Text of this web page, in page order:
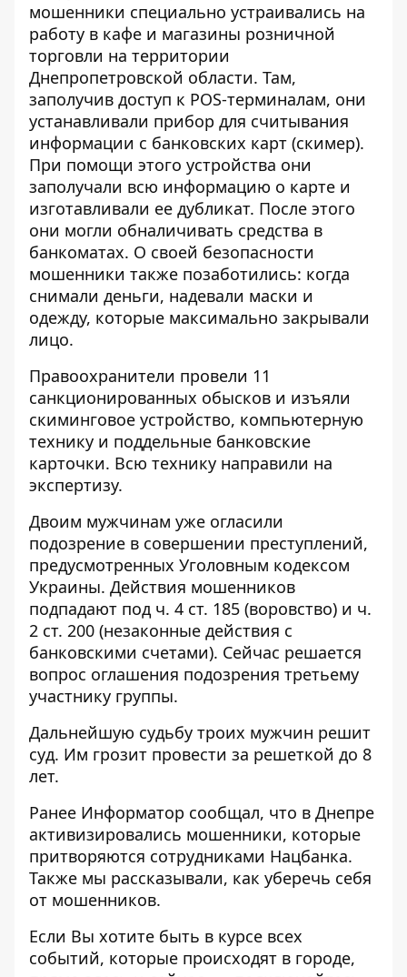
мошенники специально устраивались на
работу в кафе и магазины розничной
торговли на территории
Днепропетровской области. Там,
заполучив доступ к POS-терминалам, они
устанавливали прибор для считывания
информации с банковских карт (скимер).
При помощи этого устройства они
заполучали всю информацию о карте и
изготавливали ее дубликат. После этого
они могли обналичивать средства в
банкоматах. О своей безопасности
мошенники также позаботились: когда
снимали деньги, надевали маски и
одежду, которые максимально закрывали
лицо.
Правоохранители провели 11
санкционированных обысков и изъяли
скиминговое устройство, компьютерную
технику и поддельные банковские
карточки. Всю технику направили на
экспертизу.
Двоим мужчинам уже огласили
подозрение в совершении преступлений,
предусмотренных Уголовным кодексом
Украины. Действия мошенников
подпадают под ч. 4 ст. 185 (воровство) и ч.
2 ст. 200 (незаконные действия с
банковскими счетами). Сейчас решается
вопрос оглашения подозрения третьему
участнику группы.
Дальнейшую судьбу троих мужчин решит
суд. Им грозит провести за решеткой до 8
лет.
Ранее Информатор сообщал, что в Днепре
активизировались мошенники, которые
притворяются сотрудниками Нацбанка.
Также мы рассказывали, как уберечь себя
от мошенников.
Если Вы хотите быть в курсе всех
событий, которые происходят в городе,